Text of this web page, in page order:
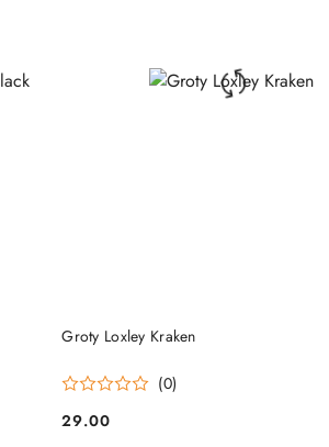
Groty Loxley Kraken
(0)
Cena:
29.00